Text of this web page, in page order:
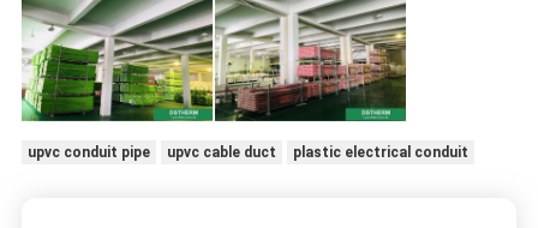
upvc conduit pipe upvc cable duct plastic electrical conduit